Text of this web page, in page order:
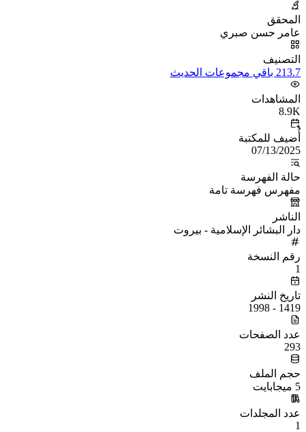
المحقق
عامر حسن صبري
التصنيف
213.7 باقي مجموعات الحديث
المشاهدات
8.9K
أُضيف للمكتبة
07/13/2025
حالة الفهرسة
مفهرس فهرسة تامة
الناشر
دار البشائر الإسلامية - بيروت
رقم النسخة
1
تاريخ النشر
1419 - 1998
عدد الصفحات
293
حجم الملف
5 ميجابايت
عدد المجلدات
1